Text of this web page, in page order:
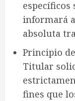
informará
absoluta
Principio
Titular
fines que